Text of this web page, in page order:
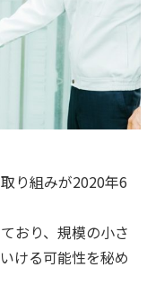
り組みが2020年6
おり、規模の小さ
ける可能性を秘め